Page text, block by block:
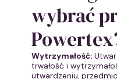
wybrać
Wytrzymałość:
trwałość i
utwardzeniu,